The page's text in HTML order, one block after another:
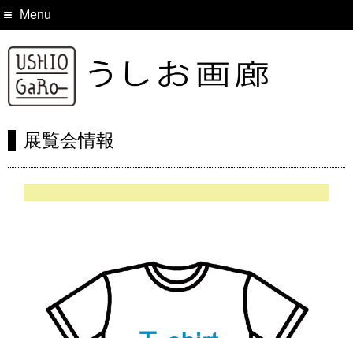
Menu
展覧会情報